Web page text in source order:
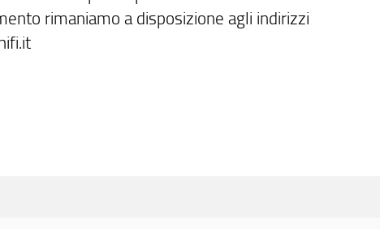
rimaniamo a disposizione agli indirizzi